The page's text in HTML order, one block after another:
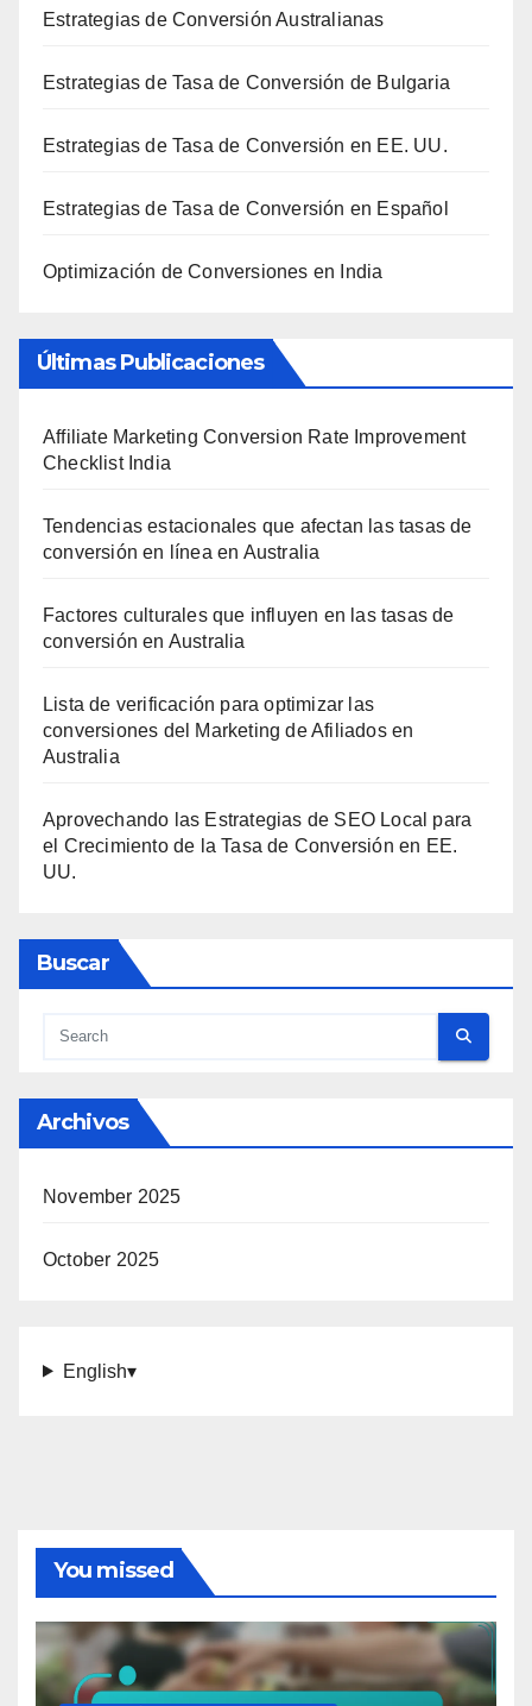
Estrategias de Conversión Australianas
Estrategias de Tasa de Conversión de Bulgaria
Estrategias de Tasa de Conversión en EE. UU.
Estrategias de Tasa de Conversión en Español
Optimización de Conversiones en India
Últimas Publicaciones
Affiliate Marketing Conversion Rate Improvement
Checklist India
Tendencias estacionales que afectan las tasas de
conversión en línea en Australia
Factores culturales que influyen en las tasas de
conversión en Australia
Lista de verificación para optimizar las
conversiones del Marketing de Afiliados en
Australia
Aprovechando las Estrategias de SEO Local para
el Crecimiento de la Tasa de Conversión en EE.
UU.
Buscar
Archivos
November 2025
October 2025
English▾
You missed